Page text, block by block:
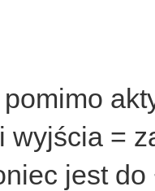
wyjścia =
jest